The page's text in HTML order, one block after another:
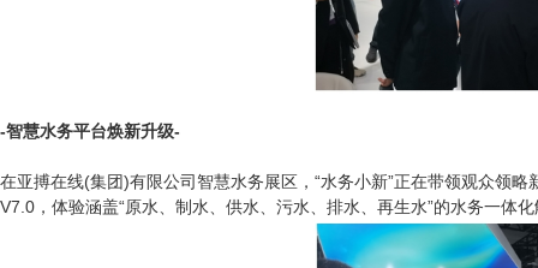
-智慧水务平台焕新升级-
在亚搏在线(集团)有限公司智慧水务展区，“水务小新”正在带领观众领
V7.0，体验涵盖“原水、制水、供水、污水、排水、再生水”的水务一体